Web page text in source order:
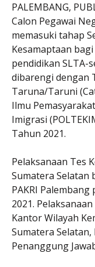
PALEMBANG,
Calon Pegawai
memasuki tahap
Kesamaptaan
pendidikan SLTA-
dibarengi dengan
Taruna/Taruni
Ilmu
Imigrasi
Tahun 2021.
Pelaksanaan Tes
Sumatera Selatan
PAKRI
2021.
Kantor Wilayah
Sumatera
Penanggung